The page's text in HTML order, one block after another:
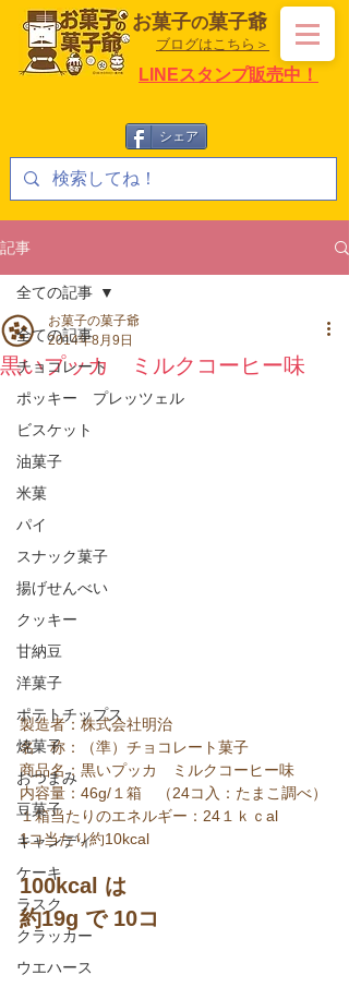
お菓子の菓子爺
ブログはこちら＞
シェア
LINEスタンプ販売中！
記事
全ての記事
チョコレート
ポッキー プレッツェル
ビスケット
油菓子
米菓
パイ
スナック菓子
揚げせんべい
クッキー
甘納豆
洋菓子
ポテトチップス
焼菓子
おつまみ
豆菓子
キャンディ
ケーキ
ラスク
クラッカー
ウエハース
全ての記事
黒いプッカ ミルクコーヒー味
お菓子の菓子爺
2014年8月9日
製造者：株式会社明治
名　称：（準）チョコレート菓子
商品名：黒いプッカ　ミルクコーヒー味
内容量：46g/１箱　（24コ入：たまこ調べ）
１箱当たりのエネルギー：24１ｋｃal
1コ当たり約10kcal
100kcal は
約19g で 10コ